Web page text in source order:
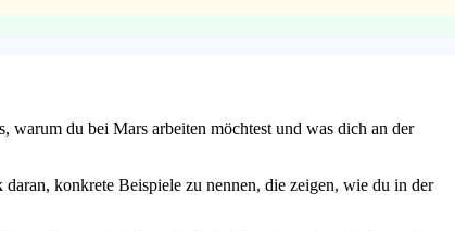
warum du bei Mars arbeiten möchtest und was dich an der
konkrete Beispiele zu nennen, die zeigen, wie du in der